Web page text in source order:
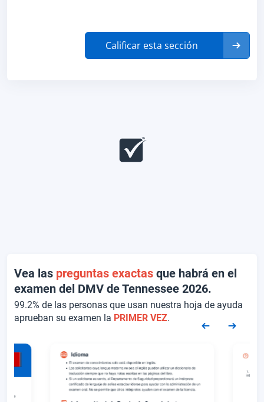
Calificar esta sección
Vea las preguntas exactas que habrá en el
examen del DMV de Tennessee 2026.
99.2% de las personas que usan nuestra hoja de ayuda
aprueban su examen la PRIMER VEZ.